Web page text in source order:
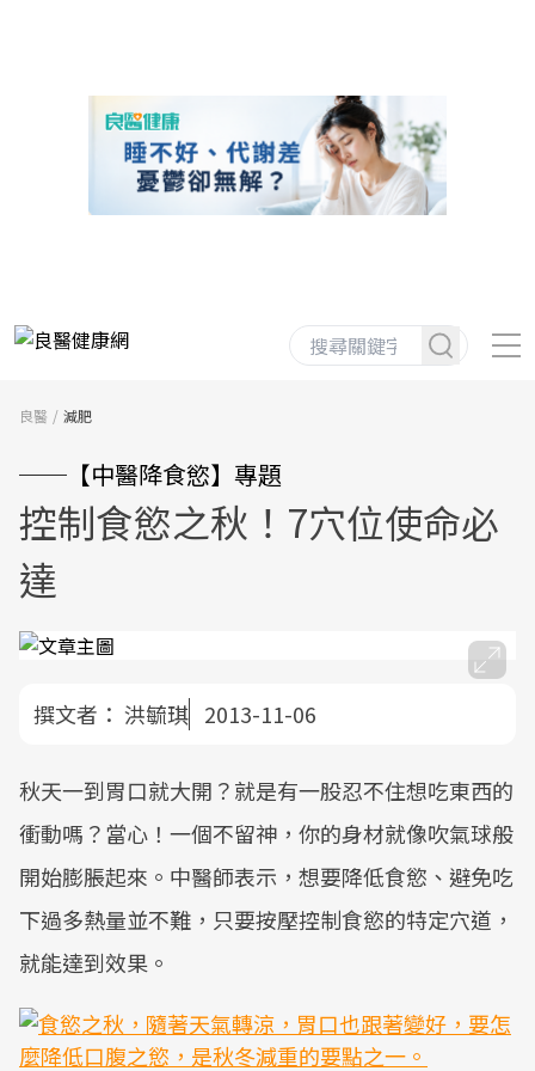
良醫 減肥
──【中醫降食慾】專題
控制食慾之秋！7穴位使命必
達
撰文者： 洪毓琪 2013-11-06
秋天一到胃口就大開？就是有一股忍不住想吃東西的
衝動嗎？當心！一個不留神，你的身材就像吹氣球般
開始膨脹起來。中醫師表示，想要降低食慾、避免吃
下過多熱量並不難，只要按壓控制食慾的特定穴道，
就能達到效果。